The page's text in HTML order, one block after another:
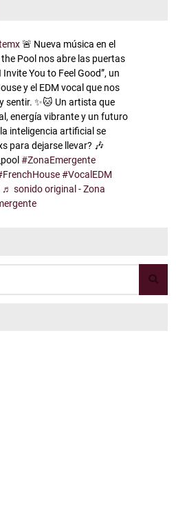
🚨 Nueva música en el
Pool nos abre las puertas
You to Feel Good”, un
y el EDM vocal que nos
sentir. ✨🐱 Un artista que
energía vibrante y un futuro
inteligencia artificial se
para dejarse llevar? 🎶
#ZonaEmergente
#VocalEDM
♬ sonido original - Zona